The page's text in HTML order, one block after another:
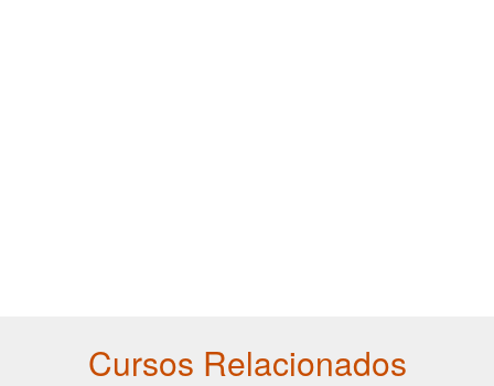
Cursos Relacionados